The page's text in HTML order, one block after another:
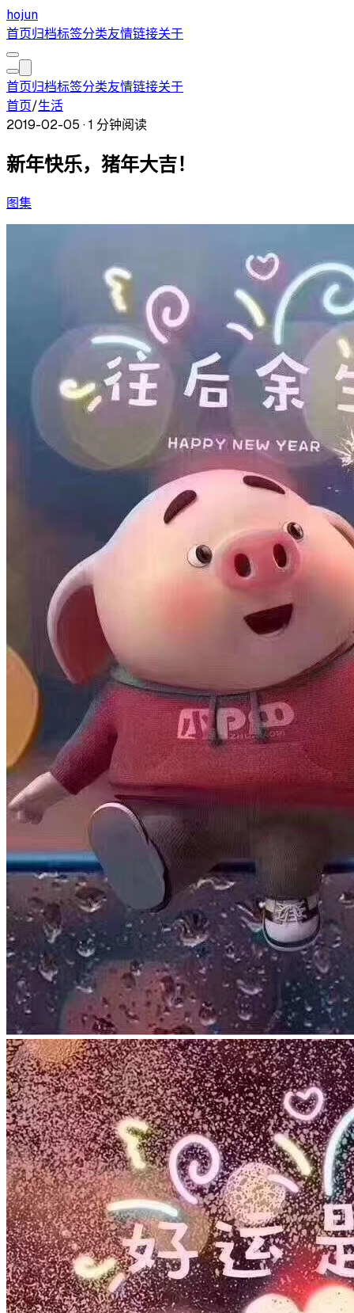
hojun
首页归档标签分类友情链接关于
首页归档标签分类友情链接关于
首页/生活
2019-02-05 · 1 分钟阅读
新年快乐，猪年大吉！
图集